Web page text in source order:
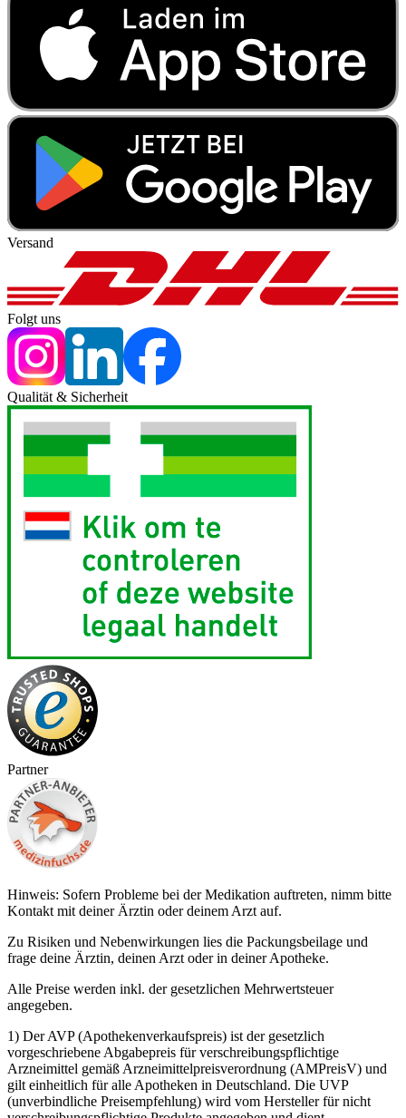
Versand
Folgt uns
Qualität & Sicherheit
Partner
Hinweis: Sofern Probleme bei der Medikation auftreten, nimm bitte
Kontakt mit deiner Ärztin oder deinem Arzt auf.
Zu Risiken und Nebenwirkungen lies die Packungsbeilage und
frage deine Ärztin, deinen Arzt oder in deiner Apotheke.
Alle Preise werden inkl. der gesetzlichen Mehrwertsteuer
angegeben.
1) Der AVP (Apothekenverkaufspreis) ist der gesetzlich
vorgeschriebene Abgabepreis für verschreibungspflichtige
Arzneimittel gemäß Arzneimittelpreisverordnung (AMPreisV) und
gilt einheitlich für alle Apotheken in Deutschland. Die UVP
(unverbindliche Preisempfehlung) wird vom Hersteller für nicht